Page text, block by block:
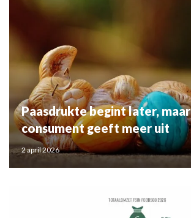
Paasdrukte begint later, maar
consument geeft meer uit
2 april 2026